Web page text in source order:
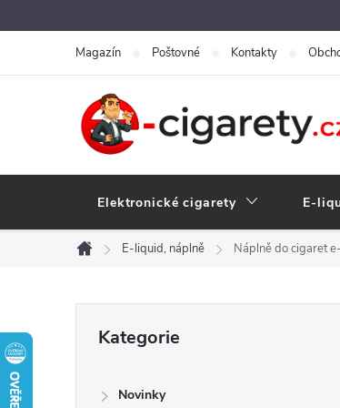
na
Magazín Poštovné Kontakty
Elektronické cigarety E-
Domů
E-liquid, náplně Náplně do cigaret
kategorie
Kategorie
Novinky